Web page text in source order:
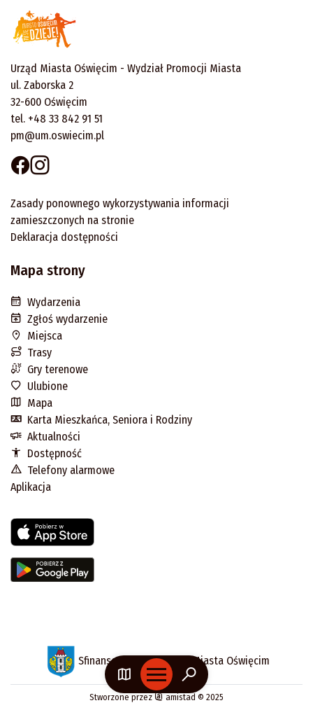
Urząd Miasta Oświęcim - Wydział Promocji Miasta
ul. Zaborska 2
32-600 Oświęcim
tel. +48 33 842 91 51
pm@um.oswiecim.pl
Zasady ponownego wykorzystywania informacji
zamieszczonych na stronie
Deklaracja dostępności
Mapa strony
Wydarzenia
Zgłoś wydarzenie
Miejsca
Trasy
Gry terenowe
Ulubione
Mapa
Karta Mieszkańca, Seniora i Rodziny
Aktualności
Dostępność
Telefony alarmowe
Aplikacja
Sfinansowano z budżetu Miasta Oświęcim
Stworzone przez amistad © 2025